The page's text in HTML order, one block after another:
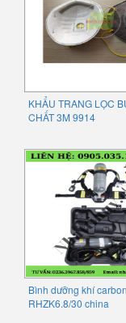
KHẨU TRANG LỌC
CHẤT 3M 9914
Bình dưỡng khí carbon
RHZK6.8/30 china